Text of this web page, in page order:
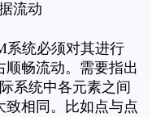
流动
系统必须对其进行
畅流动。需要指出
系统中各元素之间
致相同。比如点与点